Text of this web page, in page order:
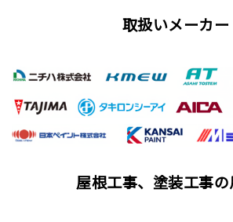
取扱いメーカー
屋根工事、塗装工事